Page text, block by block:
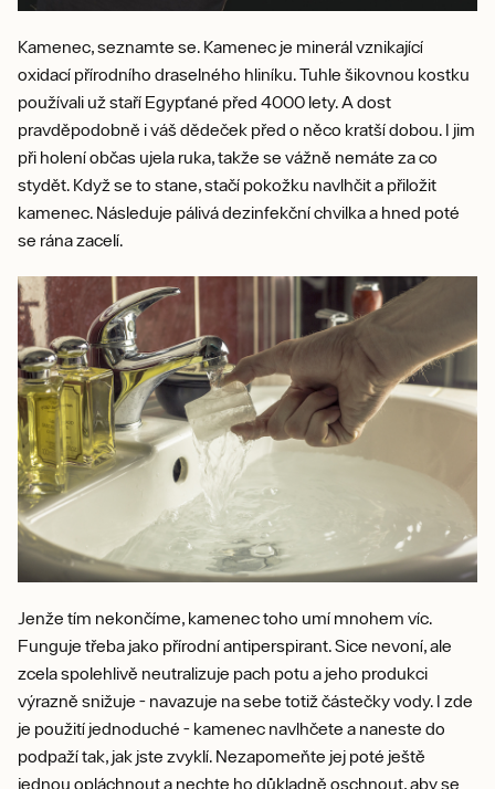
Kamenec, seznamte se. Kamenec je minerál vznikající
oxidací přírodního draselného hliníku. Tuhle šikovnou kostku
používali už staří Egypťané před 4000 lety. A dost
pravděpodobně i váš dědeček před o něco kratší dobou. I jim
při holení občas ujela ruka, takže se vážně nemáte za co
stydět. Když se to stane, stačí pokožku navlhčit a přiložit
kamenec. Následuje pálivá dezinfekční chvilka a hned poté
se rána zacelí.
Jenže tím nekončíme, kamenec toho umí mnohem víc.
Funguje třeba jako přírodní antiperspirant. Sice nevoní, ale
zcela spolehlivě neutralizuje pach potu a jeho produkci
výrazně snižuje - navazuje na sebe totiž částečky vody. I zde
je použití jednoduché - kamenec navlhčete a naneste do
podpaží tak, jak jste zvyklí. Nezapomeňte jej poté ještě
jednou opláchnout a nechte ho důkladně oschnout, aby se